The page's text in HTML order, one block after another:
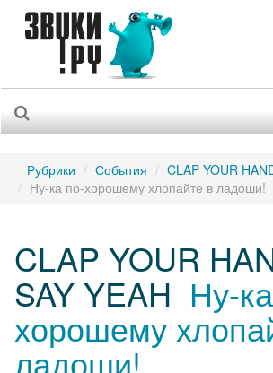
Рубрики События
CLAP YOUR
Ну-ка по-хорошему хлопайте в ладоши!
CLAP YOUR
SAY YEAH Ну-
хорошему
ладоши!